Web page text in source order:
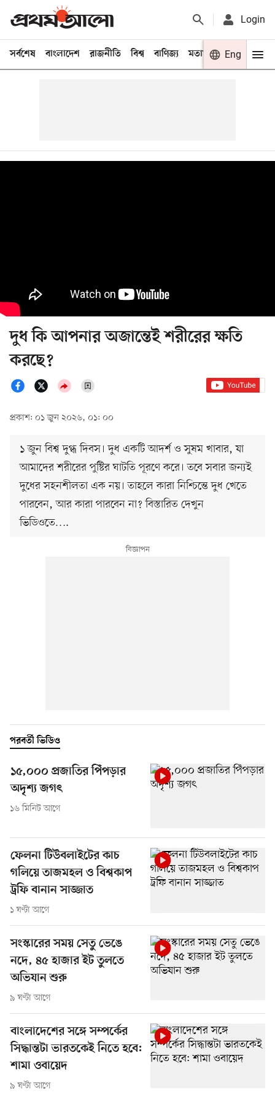
Login
সর্বশেষ বাংলাদেশ রাজনীতি বিশ্ব বাণিজ্য মতামত খেলা
Eng
দুধ কি আপনার অজান্তেই শরীরের ক্ষতি
করছে?
প্রকাশ: ০১ জুন ২০২৬, ০১: ০০
১ জুন বিশ্ব দুগ্ধ দিবস। দুধ একটি আদর্শ ও সুষম খাবার, যা
আমাদের শরীরের পুষ্টির ঘাটতি পূরণে করে। তবে সবার জন্যই
দুধের সহনশীলতা এক নয়। তাহলে কারা নিশ্চিন্তে দুধ খেতে
পারবেন, আর কারা পারবেন না? বিস্তারিত দেখুন
ভিডিওতে….
পরবর্তী ভিডিও
১৫,০০০ প্রজাতির পিঁপড়ার
অদৃশ্য জগৎ
১৬ মিনিট আগে
ফেলনা টিউবলাইটের কাচ
গলিয়ে তাজমহল ও বিশ্বকাপ
ট্রফি বানান সাজ্জাত
১ ঘণ্টা আগে
সংস্কারের সময় সেতু ভেঙে
নদে, ৪৫ হাজার ইট তুলতে
অভিযান শুরু
৯ ঘণ্টা আগে
বাংলাদেশের সঙ্গে সম্পর্কের
সিদ্ধান্তটা ভারতকেই নিতে হবে:
শামা ওবায়েদ
৯ ঘণ্টা আগে